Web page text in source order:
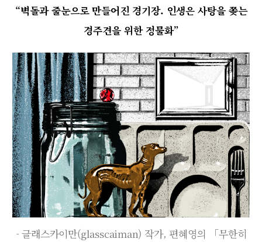
“벽돌과 줄눈으로 만들어진 경기장. 인생은 사탕을 쫒는
경주견을 위한 정물화”
- 글래스카이만(glasscaiman) 작가, 편혜영의 「무한히